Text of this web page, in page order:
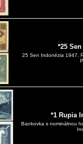
*25
25 Sen Indonézia 1947,
*1 Rupia
Bankovka s nominálnou